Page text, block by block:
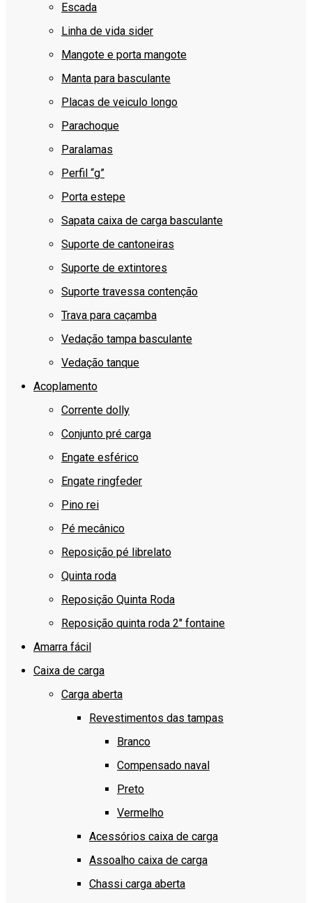
Escada
Linha de vida sider
Mangote e porta mangote
Manta para basculante
Placas de veiculo longo
Parachoque
Paralamas
Perfil “g”
Porta estepe
Sapata caixa de carga basculante
Suporte de cantoneiras
Suporte de extintores
Suporte travessa contenção
Trava para caçamba
Vedação tampa basculante
Vedação tanque
Acoplamento
Corrente dolly
Conjunto pré carga
Engate esférico
Engate ringfeder
Pino rei
Pé mecânico
Reposição pé librelato
Quinta roda
Reposição Quinta Roda
Reposição quinta roda 2″ fontaine
Amarra fácil
Caixa de carga
Carga aberta
Revestimentos das tampas
Branco
Compensado naval
Preto
Vermelho
Acessórios caixa de carga
Assoalho caixa de carga
Chassi carga aberta